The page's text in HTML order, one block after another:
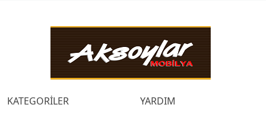
KATEGORİLER YARDIM